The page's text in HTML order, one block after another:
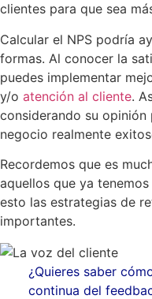
clientes para que sea
Calcular el NPS podría
formas. Al conocer la
puedes implementar
y/o atención al cliente.
considerando su
negocio realmente
Recordemos que es
aquellos que ya
esto las estrategias de
importantes.
¿Quieres saber
continua del